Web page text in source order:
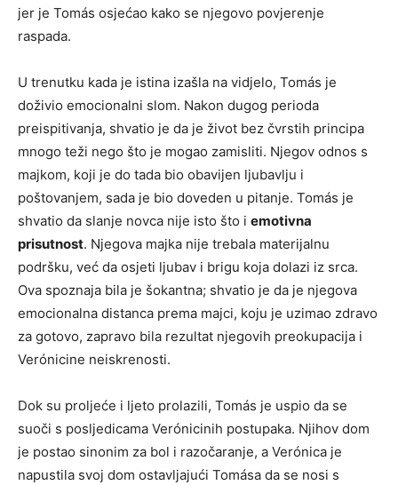
jer je Tomás osjećao kako se njegovo povjerenje
raspada.
U trenutku kada je istina izašla na vidjelo, Tomás je
doživio emocionalni slom. Nakon dugog perioda
preispitivanja, shvatio je da je život bez čvrstih principa
mnogo teži nego što je mogao zamisliti. Njegov odnos s
majkom, koji je do tada bio obavijen ljubavlju i
poštovanjem, sada je bio doveden u pitanje. Tomás je
shvatio da slanje novca nije isto što i emotivna
prisutnost. Njegova majka nije trebala materijalnu
podršku, već da osjeti ljubav i brigu koja dolazi iz srca.
Ova spoznaja bila je šokantna; shvatio je da je njegova
emocionalna distanca prema majci, koju je uzimao zdravo
za gotovo, zapravo bila rezultat njegovih preokupacija i
Verónicine neiskrenosti.
Dok su proljeće i ljeto prolazili, Tomás je uspio da se
suoči s posljedicama Verónicinih postupaka. Njihov dom
je postao sinonim za bol i razočaranje, a Verónica je
napustila svoj dom ostavljajući Tomása da se nosi s